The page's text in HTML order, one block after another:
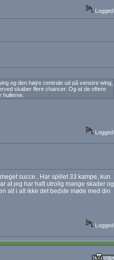
Logged
og den højre centrale ud på venstre wing,
skaber flere chancer. Og at de oftere
Logged
succe.. Har spillet 33 kampe, kun
at jeg har haft utrolig mange skader og
alt i alt ikke det bedste møde med din
Logged